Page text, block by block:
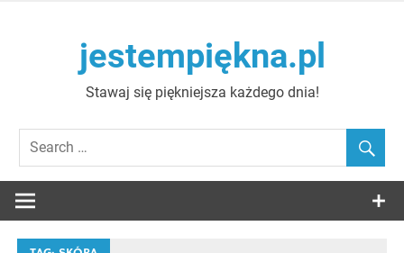
jestempiękna.pl
Stawaj się piękniejsza każdego dnia!